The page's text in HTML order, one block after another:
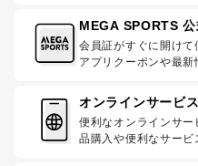
MEGA SPORTS 公
会員証がすぐに開けて
アプリクーポンや最新
オンラインサービ
便利なオンラインサ
品購入や便利なサービ